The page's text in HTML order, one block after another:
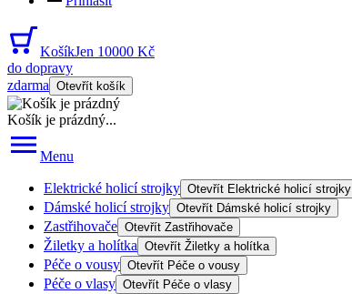
KošíkJen 10000 Kč
do dopravy
zdarma Otevřít košík
Košík je prázdný...
Menu
Elektrické holicí strojky Otevřít Elektrické holicí strojky
Dámské holicí strojky Otevřít Dámské holicí strojky
Zastřihovače Otevřít Zastřihovače
Žiletky a holítka Otevřít Žiletky a holítka
Péče o vousy Otevřít Péče o vousy
Péče o vlasy Otevřít Péče o vlasy